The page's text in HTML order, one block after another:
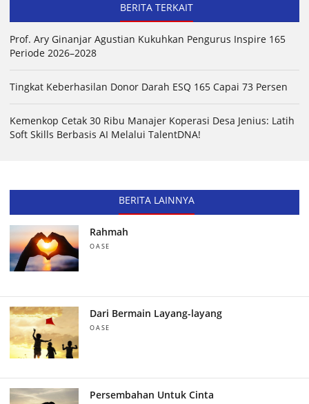
BERITA TERKAIT
Prof. Ary Ginanjar Agustian Kukuhkan Pengurus Inspire 165
Periode 2026–2028
Tingkat Keberhasilan Donor Darah ESQ 165 Capai 73 Persen
Kemenkop Cetak 30 Ribu Manajer Koperasi Desa Jenius: Latih
Soft Skills Berbasis AI Melalui TalentDNA!
BERITA LAINNYA
Rahmah
OASE
Dari Bermain Layang-layang
OASE
Persembahan Untuk Cinta